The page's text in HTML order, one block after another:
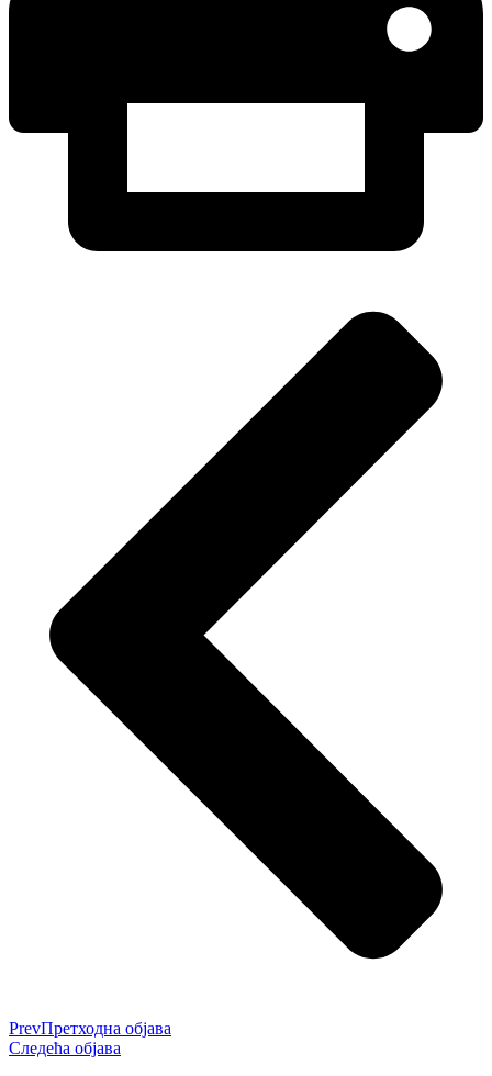
PrevПретходна објава
Следећа објава